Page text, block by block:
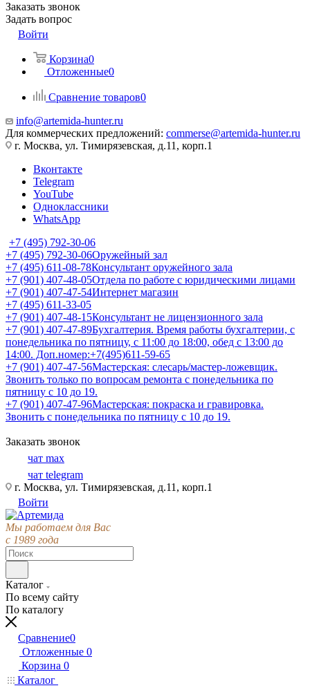
Заказать звонок
Задать вопрос
Войти
Корзина0
Отложенные0
Сравнение товаров0
info@artemida-hunter.ru
Для коммерческих предложений: commerse@artemida-hunter.ru
г. Москва, ул. Тимирязевская, д.11, корп.1
Вконтакте
Telegram
YouTube
Одноклассники
WhatsApp
+7 (495) 792-30-06
+7 (495) 792-30-06Оружейный зал
+7 (495) 611-08-78Консультант оружейного зала
+7 (901) 407-48-05Отдела по работе с юридическими лицами
+7 (901) 407-47-54Интернет магазин
+7 (495) 611-33-05
+7 (901) 407-48-15Консультант не лицензионного зала
+7 (901) 407-47-89Бухгалтерия. Время работы бухгалтерии, с
понедельника по пятницу, с 11:00 до 18:00, обед с 13:00 до
14:00. Доп.номер:+7(495)611-59-65
+7 (901) 407-47-56Мастерская: слесарь/мастер-ложевщик.
Звонить только по вопросам ремонта с понедельника по
пятницу с 10 до 19.
+7 (901) 407-47-96Мастерская: покраска и гравировка.
Звонить с понедельника по пятницу с 10 до 19.
Заказать звонок
чат max
чат telegram
г. Москва, ул. Тимирязевская, д.11, корп.1
Войти
Мы работаем для Вас
с 1989 года
Каталог
По всему сайту
По каталогу
Сравнение0
Отложенные 0
Корзина 0
Каталог